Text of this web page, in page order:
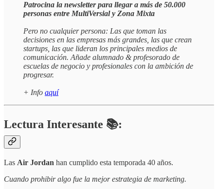
Patrocina la newsletter para llegar a más de 50.000
personas entre MultiVersial y Zona Mixta
Pero no cualquier persona: Las que toman las
decisiones en las empresas más grandes, las que crean
startups, las que lideran los principales medios de
comunicación. Añade alumnado & profesorado de
escuelas de negocio y profesionales con la ambición de
progresar.
+ Info aquí
Lectura Interesante 📚:
Las Air Jordan han cumplido esta temporada 40 años.
Cuando prohibir algo fue la mejor estrategia de marketing.